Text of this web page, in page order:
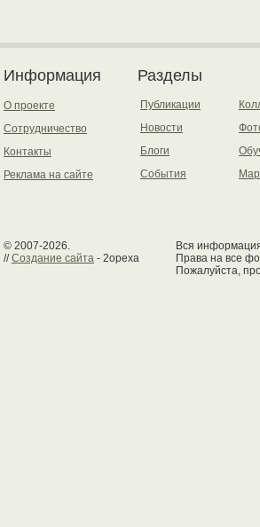
Информация
О проекте
Сотрудничество
Контакты
Реклама на сайте
Разделы
Публикации
Новости
Блоги
События
© 2007-2026.
//Создание сайта - 2opexa
Вся
Права на все
Пожалуйста,